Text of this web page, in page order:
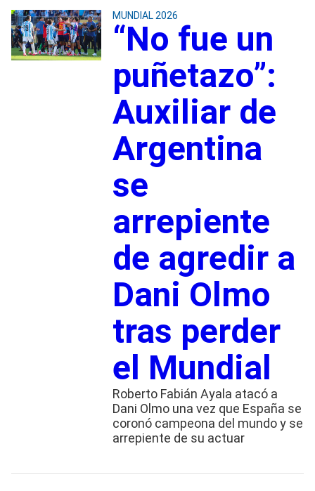
MUNDIAL 2026
“No fue un
puñetazo”:
Auxiliar de
Argentina
se
arrepiente
de agredir a
Dani Olmo
tras perder
el Mundial
Roberto Fabián Ayala atacó a
Dani Olmo una vez que España se
coronó campeona del mundo y se
arrepiente de su actuar